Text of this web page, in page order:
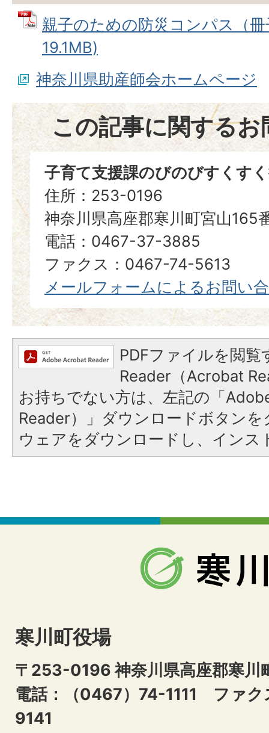
親子のための防災コンパス（
19.1MB)
神奈川県助産師会ホームページ
この記事に関するお
子育て支援課のびのびすくす
住所：253-0196
神奈川県高座郡寒川町宮山165
電話：0467-37-3885
ファクス：0467-74-5613
メールフォームによるお問い
PDFファイルを閲
Reader（Acrobat
お持ちでない方は、左記の「
Reader）」ダウンロードボタン
ウェアをダウンロードし、インス
寒川町役場
〒253-0196 神奈川県高座郡寒川
電話：（0467）74-1111 ファ
9141